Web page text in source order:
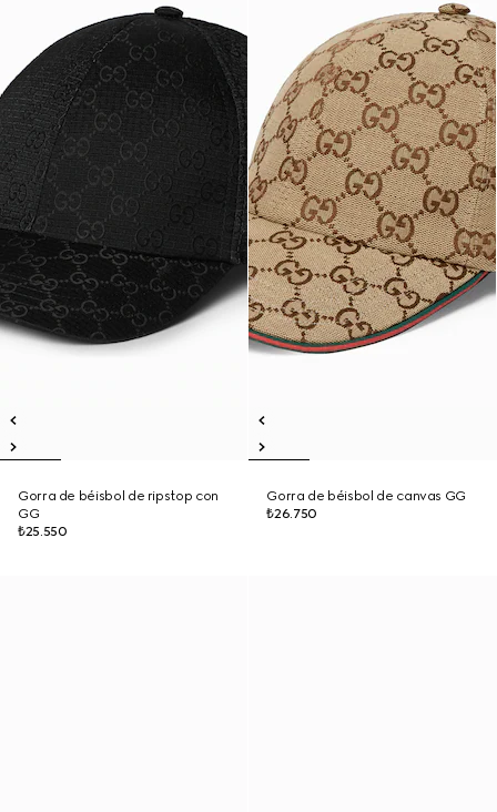
Gorra de béisbol de ripstop con
GG
₺25.550
Gorra de béisbol de canvas GG
₺26.750